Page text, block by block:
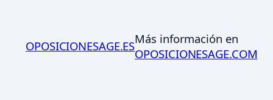
contenido
OPOSICIONESAGE.ESMás información en
OPOSICIONESAGE.COM